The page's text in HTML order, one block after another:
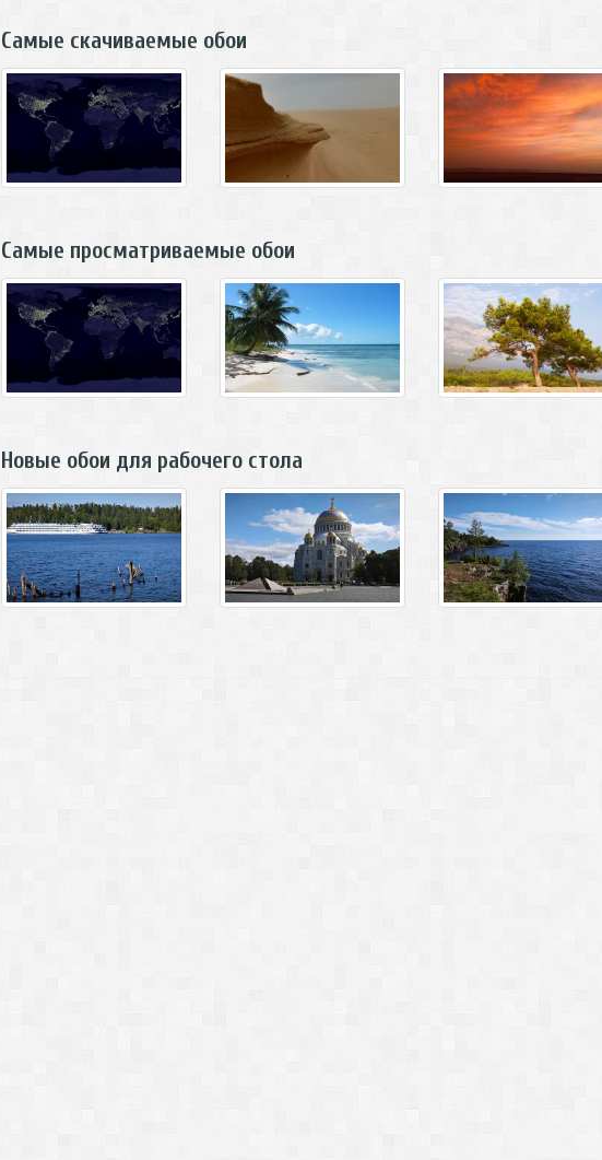
Самые скачиваемые обои
Самые просматриваемые обои
Новые обои для рабочего стола